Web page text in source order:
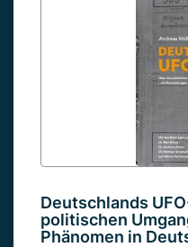
Deutschlands
politischen
Phänomen in